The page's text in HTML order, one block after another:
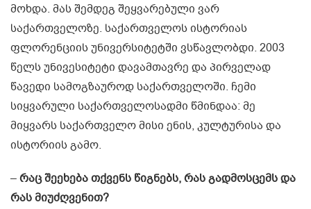
მოხდა. მას შემდეგ შეყვარებული ვარ
საქართველოზე. საქართველოს ისტორიას
ფლორენციის უნივერსიტეტში ვსწავლობდი. 2003
წელს უნივესიტეტი დავამთავრე და პირველად
წავედი სამოგზაუროდ საქართველოში. ჩემი
სიყვარული საქართველოსადმი წმინდაა: მე
მიყვარს საქართველო მისი ენის, კულტურისა და
ისტორიის გამო.
–რაც შეეხება თქვენს წიგნებს, რას გადმოსცემს და
რას მიუძღვენით?